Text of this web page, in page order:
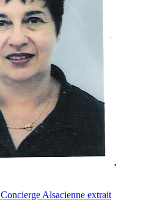
Alsacienne extrait